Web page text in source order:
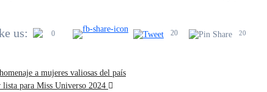
us: 0 20 20
a mujeres valiosas del país
para Miss Universo 2024